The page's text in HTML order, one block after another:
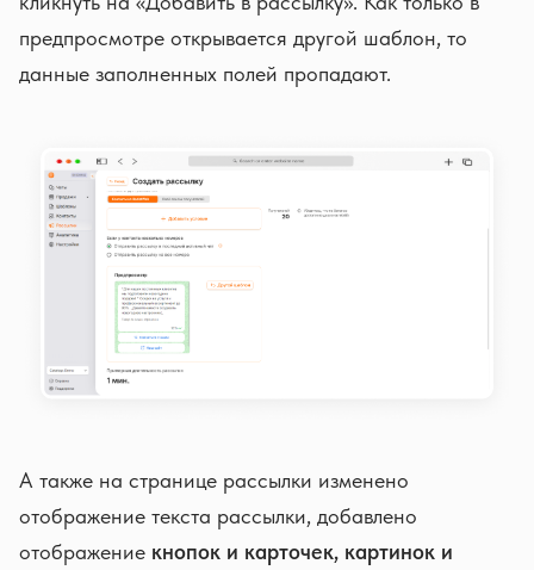
предпросмотре открывается другой шаблон, то
данные заполненных полей пропадают.
А также на странице рассылки изменено
отображение текста рассылки, добавлено
отображение кнопок и карточек, картинок и